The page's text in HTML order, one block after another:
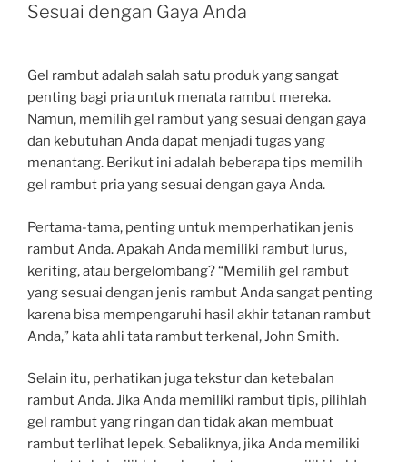
Sesuai dengan Gaya Anda
Gel rambut adalah salah satu produk yang sangat
penting bagi pria untuk menata rambut mereka.
Namun, memilih gel rambut yang sesuai dengan gaya
dan kebutuhan Anda dapat menjadi tugas yang
menantang. Berikut ini adalah beberapa tips memilih
gel rambut pria yang sesuai dengan gaya Anda.
Pertama-tama, penting untuk memperhatikan jenis
rambut Anda. Apakah Anda memiliki rambut lurus,
keriting, atau bergelombang? “Memilih gel rambut
yang sesuai dengan jenis rambut Anda sangat penting
karena bisa mempengaruhi hasil akhir tatanan rambut
Anda,” kata ahli tata rambut terkenal, John Smith.
Selain itu, perhatikan juga tekstur dan ketebalan
rambut Anda. Jika Anda memiliki rambut tipis, pilihlah
gel rambut yang ringan dan tidak akan membuat
rambut terlihat lepek. Sebaliknya, jika Anda memiliki